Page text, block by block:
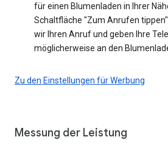
für einen Blumenladen in Ihrer
Schaltfläche "Zum Anrufen
wir Ihren Anruf und geben Ihre
möglicherweise an den
Zu den Einstellungen für Werbung
Messung der Leistung